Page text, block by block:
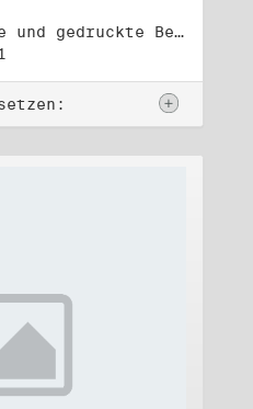
Titel: Manuskripte und gedruckte Belege (3)